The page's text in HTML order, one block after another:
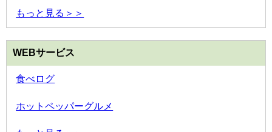
もっと見る＞＞
WEBサービス
食べログ
ホットペッパーグルメ